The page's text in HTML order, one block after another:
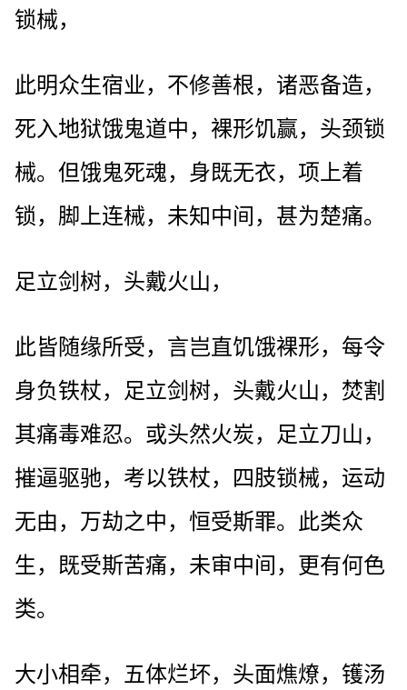
锁械，
此明众生宿业，不修善根，诸恶备造，
死入地狱饿鬼道中，裸形饥赢，头颈锁
械。但饿鬼死魂，身既无衣，项上着
锁，脚上连械，未知中间，甚为楚痛。
足立剑树，头戴火山，
此皆随缘所受，言岂直饥饿裸形，每令
身负铁杖，足立剑树，头戴火山，焚割
其痛毒难忍。或头然火炭，足立刀山，
摧逼驱驰，考以铁杖，四肢锁械，运动
无由，万劫之中，恒受斯罪。此类众
生，既受斯苦痛，未审中间，更有何色
类。
大小相牵，五体烂坏，头面燋燎，镬汤